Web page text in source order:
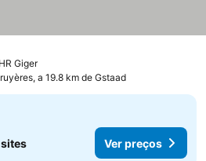
GigerVer preços
preços
a 19.8 km de Gstaad
Ver preços